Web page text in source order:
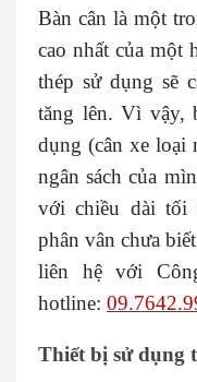
Bàn cân là một
cao nhất của một
thép sử dụng sẽ
tăng lên. Vì vậy,
dụng (cân xe loại
ngân sách của
với chiều dài tối
phân vân chưa
liên hệ với
hotline:
Thiết bị sử dụng